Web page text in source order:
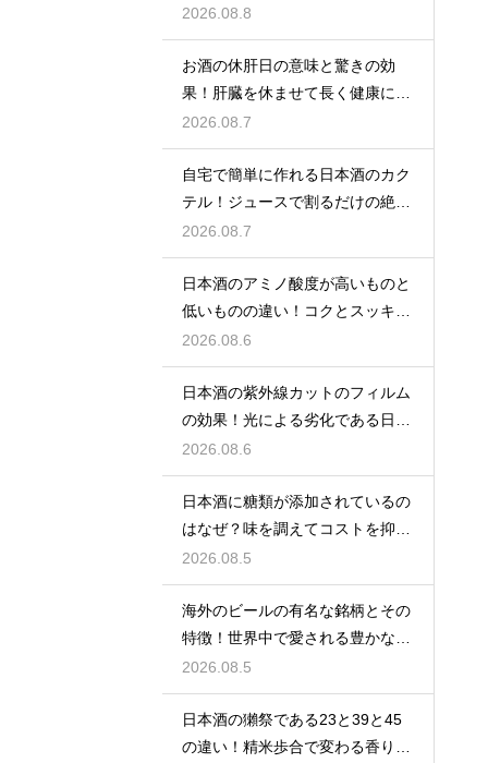
を楽しむ
2026.08.8
お酒の休肝日の意味と驚きの効
果！肝臓を休ませて長く健康に楽
しむ
2026.08.7
自宅で簡単に作れる日本酒のカク
テル！ジュースで割るだけの絶品
アレンジ
2026.08.7
日本酒のアミノ酸度が高いものと
低いものの違い！コクとスッキリ
感を左右
2026.08.6
日本酒の紫外線カットのフィルム
の効果！光による劣化である日光
臭を防ぐ
2026.08.6
日本酒に糖類が添加されているの
はなぜ？味を調えてコストを抑え
る手法
2026.08.5
海外のビールの有名な銘柄とその
特徴！世界中で愛される豊かな味
わい
2026.08.5
日本酒の獺祭である23と39と45
の違い！精米歩合で変わる香りと